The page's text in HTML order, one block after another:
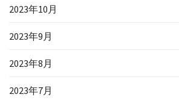
2023年10月
2023年9月
2023年8月
2023年7月